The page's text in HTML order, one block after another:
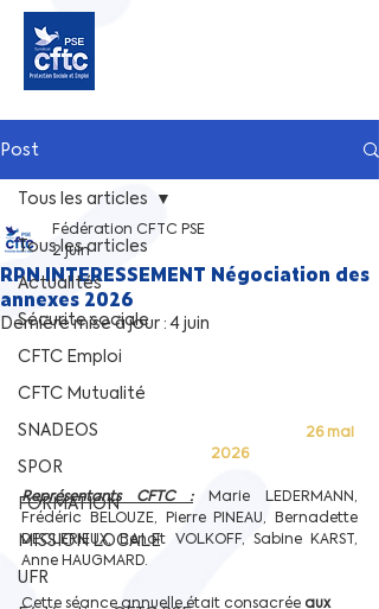
Post
Tous les articles
Actualités
Sécurite sociale
CFTC Emploi
CFTC Mutualité
SNADEOS
SPOR
FORMATION
MISSION LOCALE
UFR
Tous les articles
RPN INTERESSEMENT Négociation des
annexes 2026
Fédération CFTC PSE
2 juin
Dernière mise à jour :4 juin
26 mai
2026
Représentants CFTC : Marie LEDERMANN,
Frédéric BELOUZE, Pierre PINEAU, Bernadette
DECLERIEUX, Benoit VOLKOFF, Sabine KARST,
Anne HAUGMARD.
Cette séance annuelle était consacrée aux